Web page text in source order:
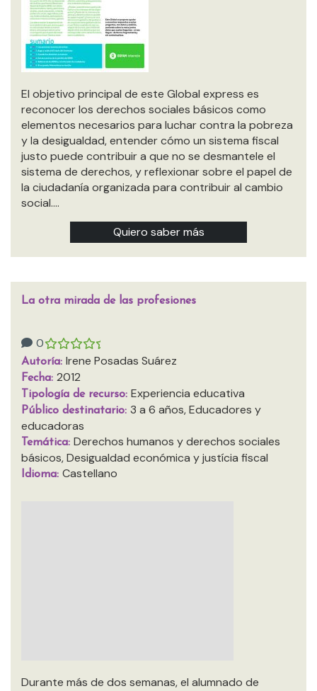
El objetivo principal de este Global express es
reconocer los derechos sociales básicos como
elementos necesarios para luchar contra la pobreza
y la desigualdad, entender cómo un sistema fiscal
justo puede contribuir a que no se desmantele el
sistema de derechos, y reflexionar sobre el papel de
la ciudadanía organizada para contribuir al cambio
social.…
Quiero saber más
La otra mirada de las profesiones
0
Autoría: Irene Posadas Suárez
Fecha: 2012
Tipología de recurso: Experiencia educativa
Público destinatario: 3 a 6 años, Educadores y
educadoras
Temática: Derechos humanos y derechos sociales
básicos, Desigualdad económica y justícia fiscal
Idioma: Castellano
Durante más de dos semanas, el alumnado de